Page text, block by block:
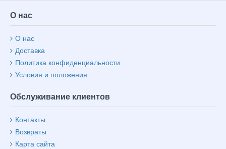
О нас
О нас
Доставка
Политика конфиденциальности
Условия и положения
Обслуживание клиентов
Контакты
Возвраты
Карта сайта